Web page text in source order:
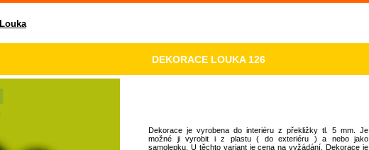
Louka
DEKORACE LOUKA 126
Dekorace je vyrobena do interiéru z překližky tl. 5 mm. Je
možné ji vyrobit i z plastu ( do exteriéru ) a nebo jako
samolepku. U těchto variant je cena na vyžádání. Dekorace je